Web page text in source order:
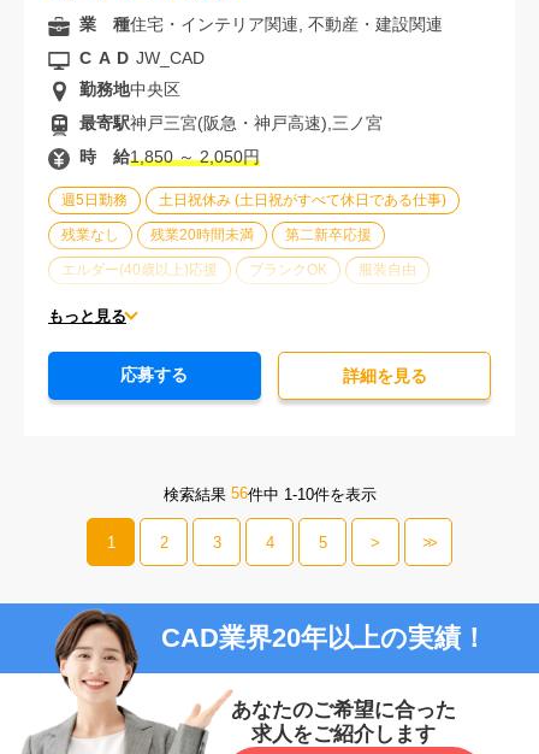
週5日勤務 土日祝休み (土日祝がすべて休日である仕事)
残業なし 残業20時間未満 第二新卒応援
エルダー(40歳以上)応援 ブランクOK 服装自由
大手企業
もっと見る
業 種住宅・インテリア関連, 不動産・建設関連
CAD JW_CAD
勤務地中央区
最寄駅神戸三宮(阪急・神戸高速),三ノ宮
時 給1,850 ～ 2,050円
応募する 詳細を⾒る
検索結果 56件中 1-10件を表示
1 2 3 4 5 > >>
CAD業界20年以上の実績！
あなたのご希望に合った
求人をご紹介します